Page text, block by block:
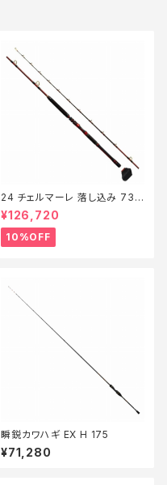
24 チェルマーレ 落し込み 73H
235【継続セール_ロッド】【10】
¥126,720
10%OFF
瞬鋭カワハギ EX H 175
¥71,280